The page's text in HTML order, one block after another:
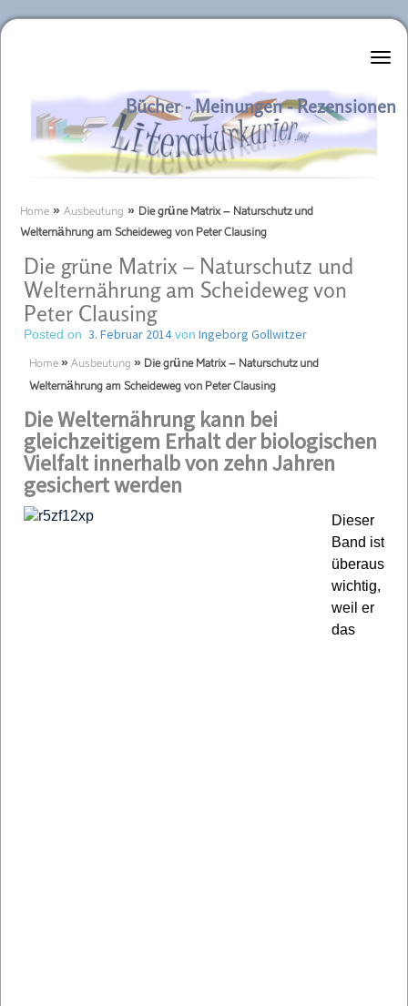
Literaturkurier.net
Bücher - Meinungen - Rezensionen
Home » Ausbeutung » Die grüne Matrix – Naturschutz und
Welternährung am Scheideweg von Peter Clausing
Die grüne Matrix – Naturschutz und
Welternährung am Scheideweg von
Peter Clausing
Posted on 3. Februar 2014von Ingeborg Gollwitzer
Home » Ausbeutung » Die grüne Matrix – Naturschutz und
Welternährung am Scheideweg von Peter Clausing
Die Welternährung kann bei
gleichzeitigem Erhalt der biologischen
Vielfalt innerhalb von zehn Jahren
gesichert werden
Dieser
Band ist
überaus
wichtig,
weil er
das